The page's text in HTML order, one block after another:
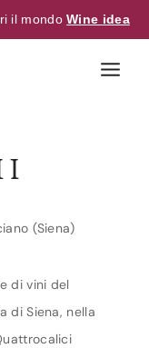
il mondoWine idea
(Siena)
di vini del
di Siena, nella